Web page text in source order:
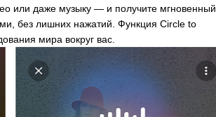
или даже музыку — и получите мгновенный
без лишних нажатий. Функция Circle to
мира вокруг вас.